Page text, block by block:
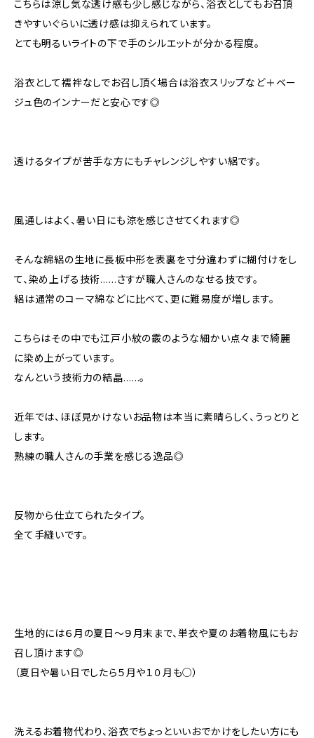
こちらは涼し気な透け感も少し感じながら、浴衣としてもお召頂
きやすいぐらいに透け感は抑えられています。
とても明るいライトの下で手のシルエットが分かる程度。
浴衣として襦袢なしでお召し頂く場合は浴衣スリップなど＋ベー
ジュ色のインナーだと安心です◎
透けるタイプが苦手な方にもチャレンジしやすい絽です。
風通しはよく、暑い日にも涼を感じさせてくれます◎
そんな綿絽の生地に長板中形を表裏を寸分違わずに糊付けをし
て、染め上げる技術……さすが職人さんのなせる技です。
絽は通常のコーマ綿などに比べて、更に難易度が増します。
こちらはその中でも江戸小紋の霰のような細かい点々まで綺麗
に染め上がっています。
なんという技術力の結晶……。
近年では、ほぼ見かけないお品物は本当に素晴らしく、うっとりと
します。
熟練の職人さんの手業を感じる逸品◎
反物から仕立てられたタイプ。
全て手縫いです。
生地的には６月の夏日〜９月末まで、単衣や夏のお着物風にもお
召し頂けます◎
（夏日や暑い日でしたら５月や１０月も○）
洗えるお着物代わり、浴衣でちょっといいおでかけをしたい方にも